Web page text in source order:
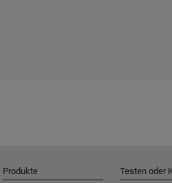
Produkte Testen oder